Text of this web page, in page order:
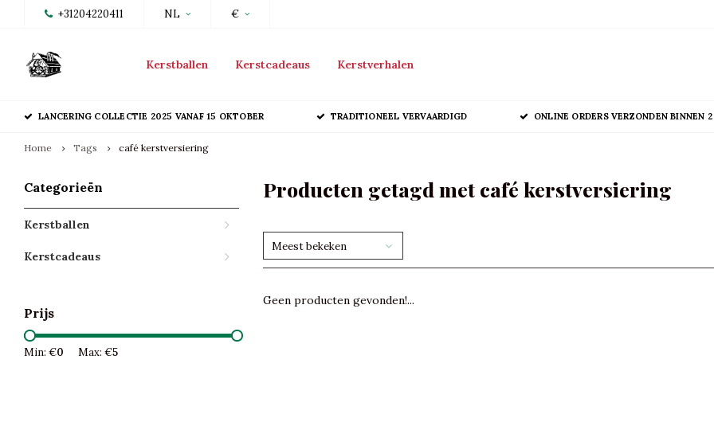
+31204220411 NL €
Kerstballen Kerstcadeaus Kerstverhalen
LANCERING COLLECTIE 2025 VANAF 15 OKTOBER TRADITIONEEL VERVAARDIGD ONLINE ORDERS VERZONDEN BINNEN
Home Tags café kerstversiering
Categorieën
Kerstballen
Kerstcadeaus
Prijs
Min: €0 Max: €5
Producten getagd met café kerstversiering
Meest bekeken
Geen producten gevonden!...